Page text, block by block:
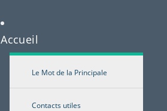
Accueil
Le Mot de la Principale
Contacts utiles